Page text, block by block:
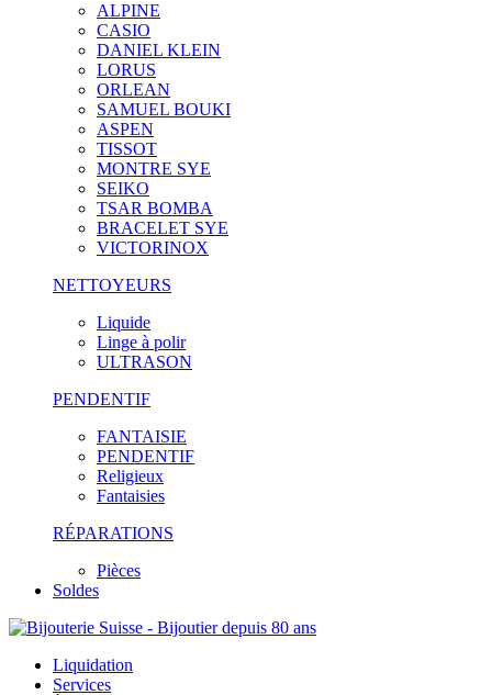
ALPINE
CASIO
DANIEL KLEIN
LORUS
ORLEAN
SAMUEL BOUKI
ASPEN
TISSOT
MONTRE SYE
SEIKO
TSAR BOMBA
BRACELET SYE
VICTORINOX
NETTOYEURS
Liquide
Linge à polir
ULTRASON
PENDENTIF
FANTAISIE
PENDENTIF
Religieux
Fantaisies
RÉPARATIONS
Pièces
Soldes
Liquidation
Services